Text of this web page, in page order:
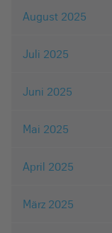
August 2025
Juli 2025
Juni 2025
Mai 2025
April 2025
März 2025